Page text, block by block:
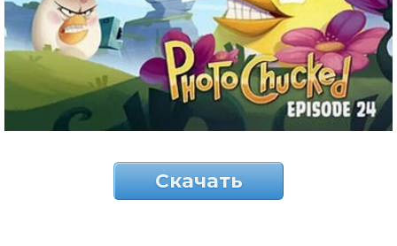
Скачать